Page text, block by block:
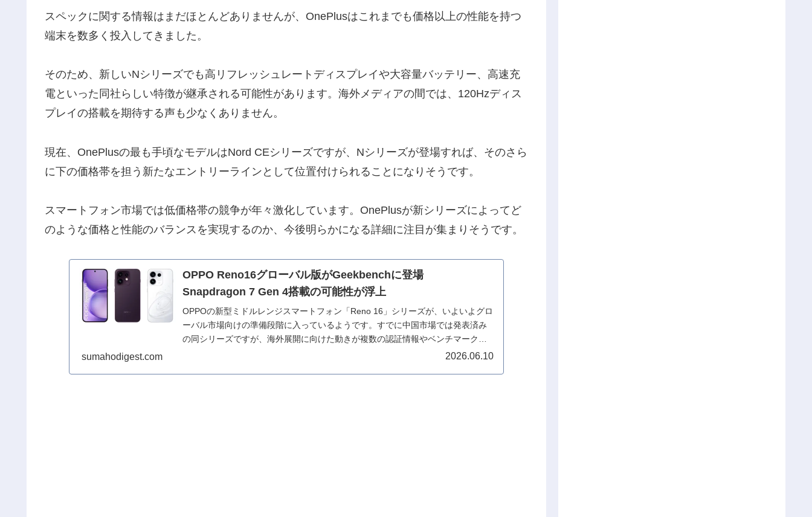
スペックに関する情報はまだほとんどありませんが、OnePlusはこれまでも価格以上の性能を持つ
端末を数多く投入してきました。
そのため、新しいNシリーズでも高リフレッシュレートディスプレイや大容量バッテリー、高速充
電といった同社らしい特徴が継承される可能性があります。海外メディアの間では、120Hzディス
プレイの搭載を期待する声も少なくありません。
現在、OnePlusの最も手頃なモデルはNord CEシリーズですが、Nシリーズが登場すれば、そのさら
に下の価格帯を担う新たなエントリーラインとして位置付けられることになりそうです。
スマートフォン市場では低価格帯の競争が年々激化しています。OnePlusが新シリーズによってど
のような価格と性能のバランスを実現するのか、今後明らかになる詳細に注目が集まりそうです。
OPPO Reno16グローバル版がGeekbenchに登場
Snapdragon 7 Gen 4搭載の可能性が浮上
OPPOの新型ミドルレンジスマートフォン「Reno 16」シリーズが、いよいよグロ
ーバル市場向けの準備段階に入っているようです。すでに中国市場では発表済み
の同シリーズですが、海外展開に向けた動きが複数の認証情報やベンチマークデ
sumahodigest.com 2026.06.10